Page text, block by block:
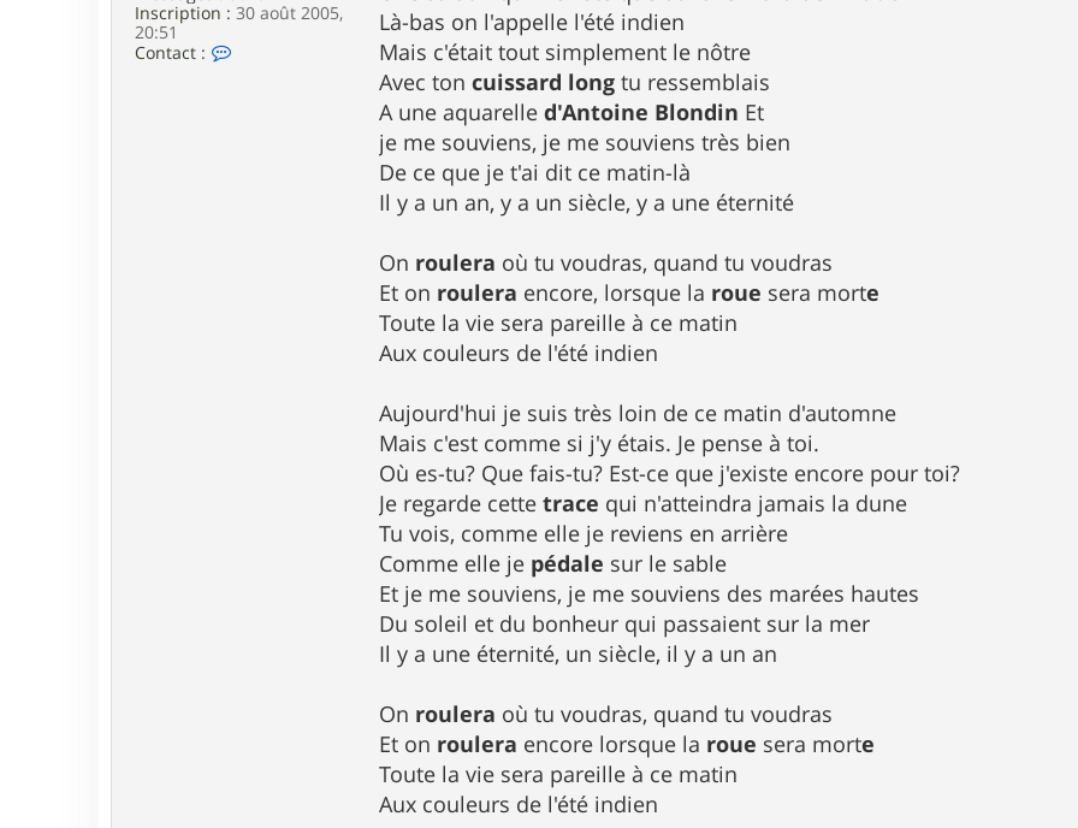
s
Inscription : 30 août 2005,
20:51
Contact :
Là-bas on l'appelle l'été indien
Mais c'était tout simplement le nôtre
Avec ton cuissard long tu ressemblais
A une aquarelled'Antoine Blondin Et
je me souviens, je me souviens très bien
De ce que je t'ai dit ce matin-là
Il y a un an, y a un siècle, y a une éternité
On roulera où tu voudras, quand tu voudras
Et on roulera encore, lorsque la roue sera morte
Toute la vie sera pareille à ce matin
Aux couleurs de l'été indien
Aujourd'hui je suis très loin de ce matin d'automne
Mais c'est comme si j'y étais. Je pense à toi.
Où es-tu? Que fais-tu? Est-ce que j'existe encore pour toi?
Je regarde cettetrace qui n'atteindra jamais la dune
Tu vois, comme elle je reviens en arrière
Comme elle je pédale sur le sable
Et je me souviens, je me souviens des marées hautes
Du soleil et du bonheur qui passaient sur la mer
Il y a une éternité, un siècle, il y a un an
On roulera où tu voudras, quand tu voudras
Et on roulera encore lorsque la roue sera morte
Toute la vie sera pareille à ce matin
Aux couleurs de l'été indien